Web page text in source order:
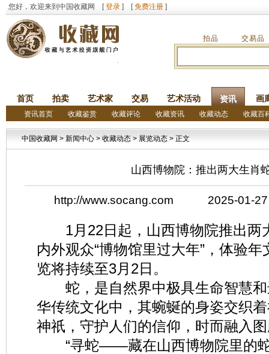
您好，欢迎来到中国收藏网 [登录 ] [免费注册 ]
拍品 交易品
首页 拍卖 艺术家 交易 艺术活动 资讯 画
资讯首页 收藏鉴赏 收藏评论 收藏资讯 收藏动态 收藏百
中国收藏网 > 新闻中心 > 收藏动态 > 展览动态 > 正文
山西博物院：推出两大生肖
http://www.socang.com 2025-01-
1月22日起，山西博物院推出两
内外观众“博物馆里过大年”，体验
览将持续至3月2日。
蛇，是自然界中极具生命智慧和
华传统文化中，其蜿蜒的身姿交织
神祇，守护人们的信仰，时而融入
“寻蛇——藏在山西博物院里的蛇